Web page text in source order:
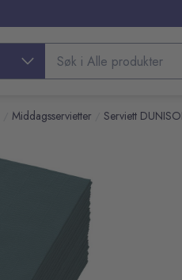
Søk etter produkter
Middagsservietter Serviett